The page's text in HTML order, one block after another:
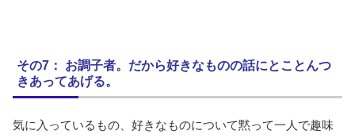
その7： お調子者。だから好きなものの話にとことんつ
きあってあげる。
気に入っているもの、好きなものについて黙って一人で趣味